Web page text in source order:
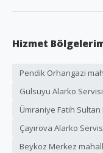
Hizmet
Pendik Orhangazi
Gülsuyu Alarko Servisi
Ümraniye Fatih
Çayırova Alarko
Beykoz Merkez